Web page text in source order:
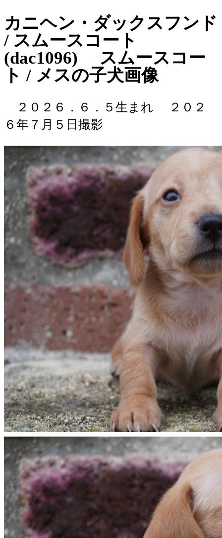
カニヘン・ダックスフンド
/ スムースコート
(dac1096) スムースコー
ト / メスの子犬画像
２０２６．６．５生まれ
２０２
６年７月５日撮影